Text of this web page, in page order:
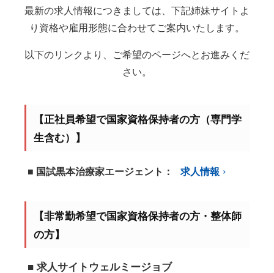
最新の求人情報につきましては、下記姉妹サイトよ
り資格や雇用形態に合わせてご案内いたします。
以下のリンクより、ご希望のページへとお進みくだ
さい。
【正社員希望で国家資格保持者の方（専門学
生含む）】
■ 国試黒本治療家エージェント： 求人情報
【非常勤希望で国家資格保持者の方・整体師
の方】
■ 求人サイトウェルミージョブ